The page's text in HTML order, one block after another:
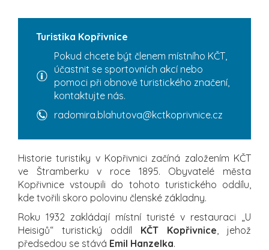
Turistika Kopřivnice
Pokud chcete být členem místního KČT,
účastnit se sportovních akcí nebo
pomoci při obnově turistického značení,
kontaktujte nás.
radomira.blahutova@kctkoprivnice.cz
Historie turistiky v Kopřivnici začíná založením KČT
ve Štramberku v roce 1895. Obyvatelé města
Kopřivnice vstoupili do tohoto turistického oddílu,
kde tvořili skoro polovinu členské základny.
Roku 1932 zakládají místní turisté v restauraci „U
Heisigů“ turistický oddíl KČT Kopřivnice , jehož
předsedou se stává Emil Hanzelka.